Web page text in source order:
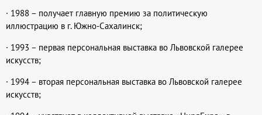
· 1988 – получает главную премию за политическую
иллюстрацию в г. Южно-Сахалинск;
· 1993 – первая персональная выставка во Львовской галерее
искусств;
· 1994 – вторая персональная выставка во Львовской галерее
искусств;